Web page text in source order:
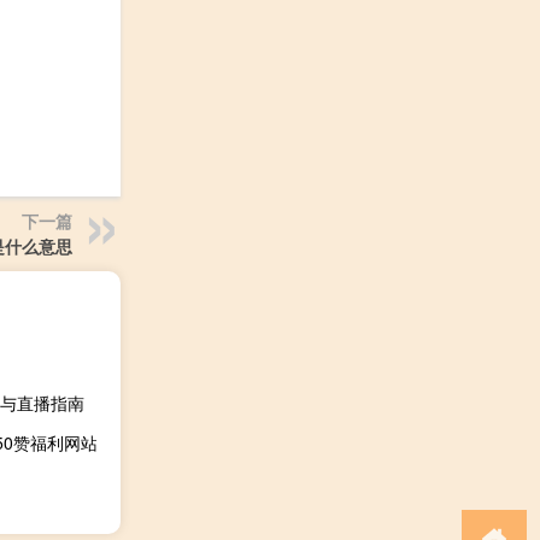
下一篇
么意思
直播指南
赞福利网站